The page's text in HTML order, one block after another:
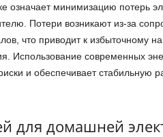
означает минимизацию потерь
Потери возникают из-за
что приводит к избыточному
Использование современных
и обеспечивает стабильную
для домашней